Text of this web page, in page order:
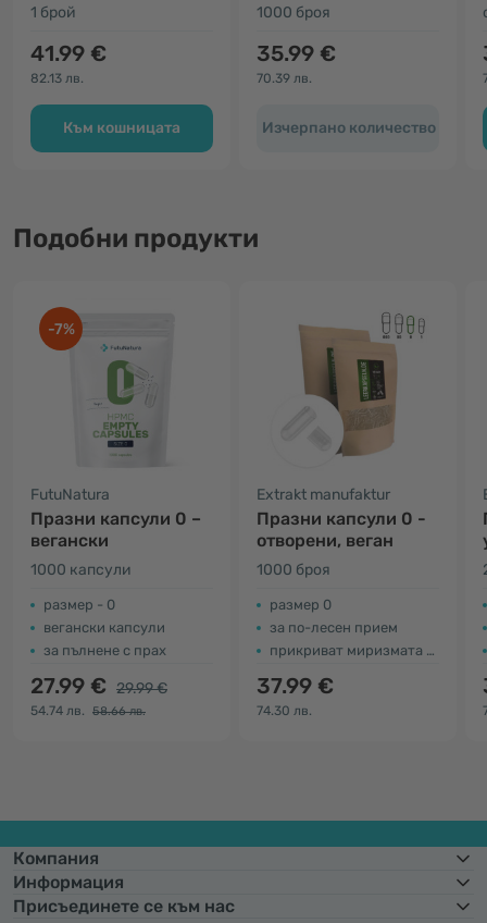
1 брой
41.99 €
82.13 лв.
Към кошницата
1000 броя
35.99 €
70.39 лв.
Изчерпано количество
Подобни продукти
-7%
FutuNatura
Празни капсули 0 –
вегански
1000 капсули
размер - 0
вегански капсули
за пълнене с прах
27.99 € 29.99 €
54.74 лв. 58.66 лв.
Extrakt manufaktur
Празни капсули 0 -
отворени, веган
1000 броя
размер 0
за по-лесен прием
прикриват миризмата и вкуса на съдържанието
37.99 €
74.30 лв.
Компания
Информация
Присъединете се към нас